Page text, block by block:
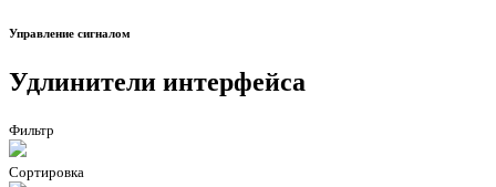
Управление сигналом
Удлинители интерфейса
Фильтр
Сортировка